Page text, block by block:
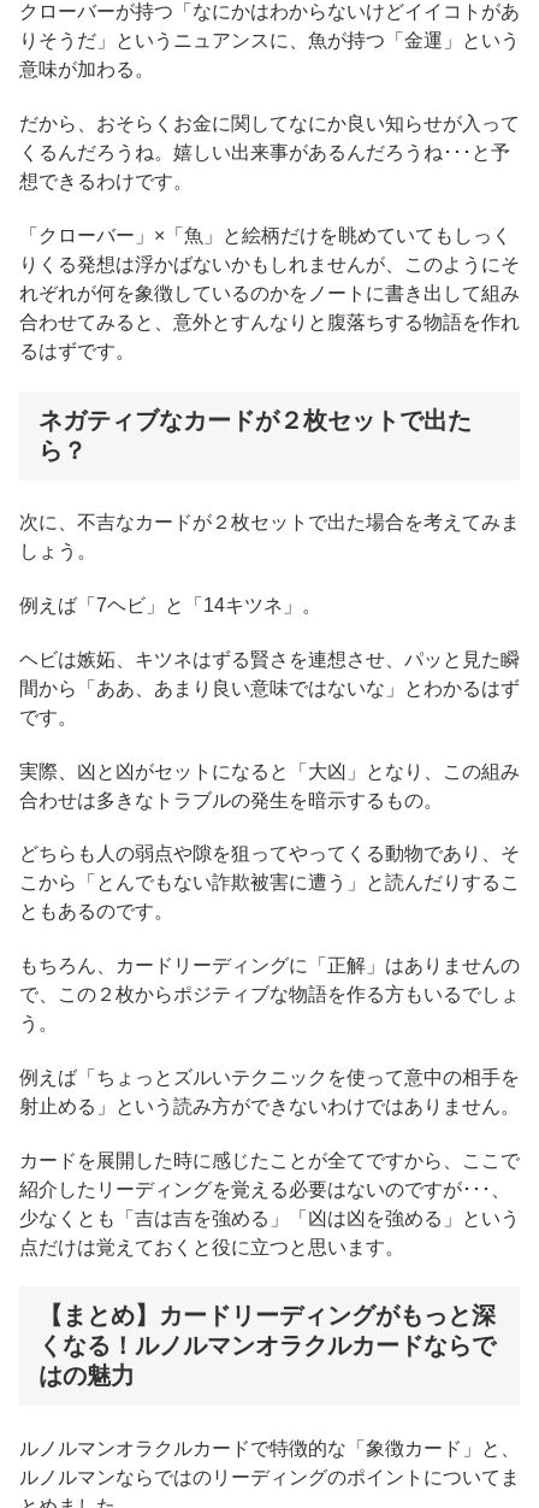
クローバーが持つ「なにかはわからないけどイイコトがあ
りそうだ」というニュアンスに、魚が持つ「金運」という
意味が加わる。
だから、おそらくお金に関してなにか良い知らせが入って
くるんだろうね。嬉しい出来事があるんだろうね･･･と予
想できるわけです。
「クローバー」×「魚」と絵柄だけを眺めていてもしっく
りくる発想は浮かばないかもしれませんが、このようにそ
れぞれが何を象徴しているのかをノートに書き出して組み
合わせてみると、意外とすんなりと腹落ちする物語を作れ
るはずです。
ネガティブなカードが２枚セットで出た
ら？
次に、不吉なカードが２枚セットで出た場合を考えてみま
しょう。
例えば「7ヘビ」と「14キツネ」。
ヘビは嫉妬、キツネはずる賢さを連想させ、パッと見た瞬
間から「ああ、あまり良い意味ではないな」とわかるはず
です。
実際、凶と凶がセットになると「大凶」となり、この組み
合わせは多きなトラブルの発生を暗示するもの。
どちらも人の弱点や隙を狙ってやってくる動物であり、そ
こから「とんでもない詐欺被害に遭う」と読んだりするこ
ともあるのです。
もちろん、カードリーディングに「正解」はありませんの
で、この２枚からポジティブな物語を作る方もいるでしょ
う。
例えば「ちょっとズルいテクニックを使って意中の相手を
射止める」という読み方ができないわけではありません。
カードを展開した時に感じたことが全てですから、ここで
紹介したリーディングを覚える必要はないのですが･･･、
少なくとも「吉は吉を強める」「凶は凶を強める」という
点だけは覚えておくと役に立つと思います。
【まとめ】カードリーディングがもっと深
くなる！ルノルマンオラクルカードならで
はの魅力
ルノルマンオラクルカードで特徴的な「象徴カード」と、
ルノルマンならではのリーディングのポイントについてま